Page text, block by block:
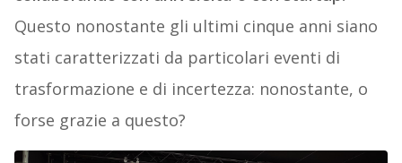
Questo nonostante gli ultimi cinque anni siano
stati caratterizzati da particolari eventi di
trasformazione e di incertezza: nonostante, o
forse grazie a questo?